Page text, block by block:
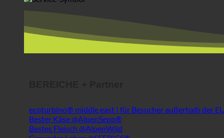
Bestes Fleisch @AlpenWild
Gesundes Leben @SFERICS®
Shopworld @Webdeals